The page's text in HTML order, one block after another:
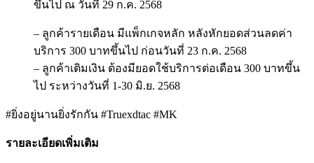
ขึ้นไป ณ วันที่ 29 ก.ค. 2568​
– ลูกค้ารายเดือน มีแพ็กเกจหลัก หลังหักยอดส่วนลดค่า
บริการ 300 บาทขึ้นไป ก่อนวันที่ 23 ก.ค. 2568​
– ลูกค้าเติมเงิน ต้องมียอดใช้บริการต่อเดือน 300 บาทขึ้น
ไป ระหว่างวันที่ 1-30 มิ.ย. 2568​
#ยิ่งอยู่นานยิ่งรักกัน #Truexdtac #MK
รายละเอียดเพิ่มเติม